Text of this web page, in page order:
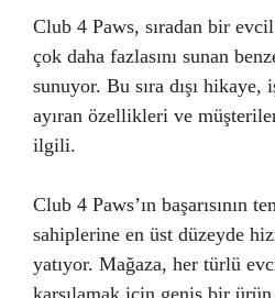
Club 4 Paws, sıradan bir
çok daha fazlasını sunan
sunuyor. Bu sıra dışı
ayıran özellikleri ve
ilgili.
Club 4 Paws’ın başarısının
sahiplerine en üst düzeyde
yatıyor. Mağaza, her türlü
karşılamak için geniş bir